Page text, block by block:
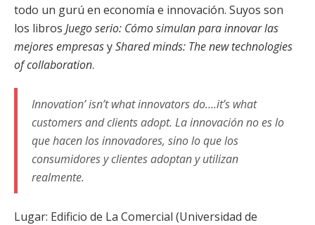
todo un gurú en economía e innovación. Suyos son
los libros Juego serio: Cómo simulan para innovar las
mejores empresasyShared minds: The new technologies
of collaboration.
Innovation’ isn’t what innovators do….it’s what
customers and clients adopt. La innovación no es lo
que hacen los innovadores, sino lo que los
consumidores y clientes adoptan y utilizan
realmente.
Lugar: Edificio de La Comercial (Universidad de